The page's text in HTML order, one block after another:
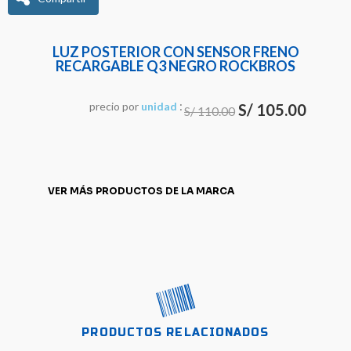
LUZ POSTERIOR CON SENSOR FRENO
RECARGABLE Q3 NEGRO ROCKBROS
precio por unidad :S/110.00 El
S/ 105.00El
VER MÁS PRODUCTOS DE LA MARCA
PRODUCTOS RELACIONADOS